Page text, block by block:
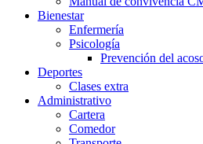
Bienestar
Enfermería
Psicología
Prevención del
Deportes
Clases extra
Administrativo
Cartera
Comedor